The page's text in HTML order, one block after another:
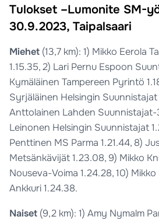
Tulokset –Lumonite SM-
30.9.2023, Taipalsaari
Miehet (13,7 km): 1) Mikko Eerola
1.15.35, 2) Lari Pernu Espoon
Kymäläinen Tampereen Pyrintö
Syrjäläinen Helsingin Suunnistajat
Anttolainen Lahden Suunnistajat-
Leinonen Helsingin Suunnistajat
Penttinen MS Parma 1.21.44, 8)
Metsänkävijät 1.23.08, 9) Mikko
Nouseva-Voima 1.24.28, 10)
Ankkuri 1.24.38.
Naiset (9,2 km): 1) Amy Nymalm